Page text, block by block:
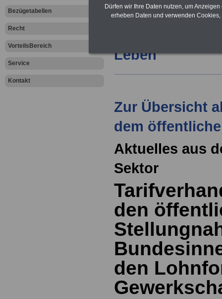
Bezügetabellen
Recht
VorteilsBereich
Service
Kontakt
Ihr
Leben
Zur Übersicht
dem
Aktuelles aus
Sektor
den
den
Dürfen wir Ihre Daten nutzen, um
erheben Daten und verwenden